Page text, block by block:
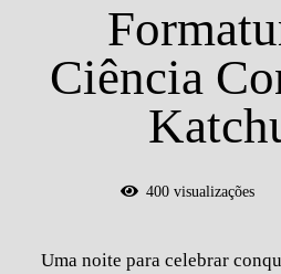
Ciência
400visualizações
Uma noite para celebrar